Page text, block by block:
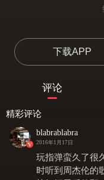
下载APP
评论
精彩评论
blabrablabra
2016年1月17日
玩指弹蛮久了很
时听到周杰伦的